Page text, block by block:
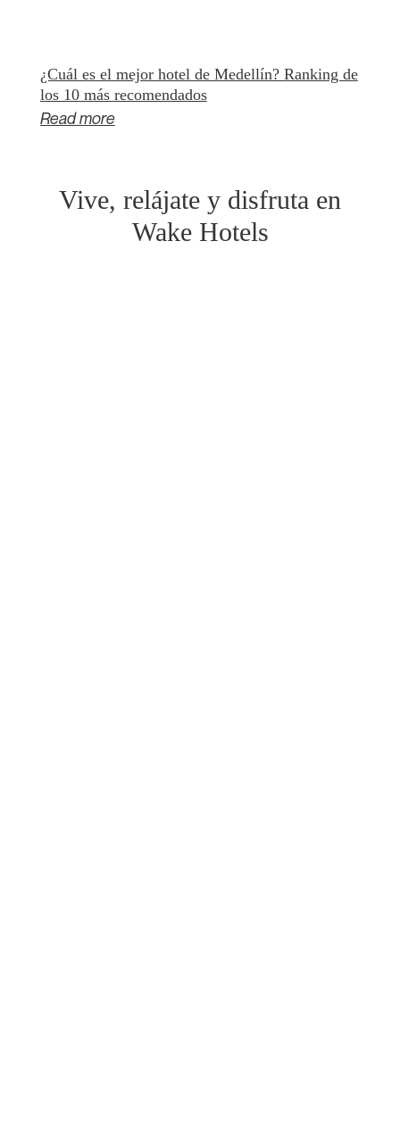
¿Cuál es el mejor hotel de Medellín? Ranking de
los 10 más recomendados
Read more
Vive, relájate y disfruta en
Wake Hotels